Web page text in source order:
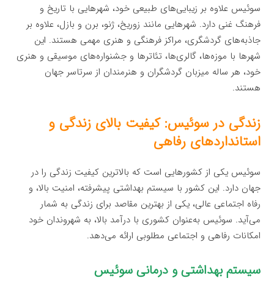
سوئیس علاوه بر زیبایی‌های طبیعی خود، شهرهایی با تاریخ و
فرهنگ غنی دارد. شهرهایی مانند زوریخ، ژنو، برن و بازل، علاوه بر
جاذبه‌های گردشگری، مراکز فرهنگی و هنری مهمی هستند. این
شهرها با موزه‌ها، گالری‌ها، تئاترها و جشنواره‌های موسیقی و هنری
خود، هر ساله میزبان گردشگران و هنرمندان از سرتاسر جهان
هستند.
زندگی در سوئیس: کیفیت بالای زندگی و
استانداردهای رفاهی
سوئیس یکی از کشورهایی است که بالاترین کیفیت زندگی را در
جهان دارد. این کشور با سیستم بهداشتی پیشرفته، امنیت بالا، و
رفاه اجتماعی عالی، یکی از بهترین مقاصد برای زندگی به شمار
می‌آید. سوئیس به‌عنوان کشوری با درآمد بالا، به شهروندان خود
امکانات رفاهی و اجتماعی مطلوبی ارائه می‌دهد.
سیستم بهداشتی و درمانی سوئیس